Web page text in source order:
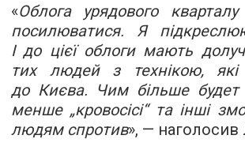
«Облога урядового
посилюватися. Я
І до цієї облоги мають
тих людей з технікою, які
до Києва. Чим більше будет
менше „кровосісі“ та інші
людям спротив», — наголосив